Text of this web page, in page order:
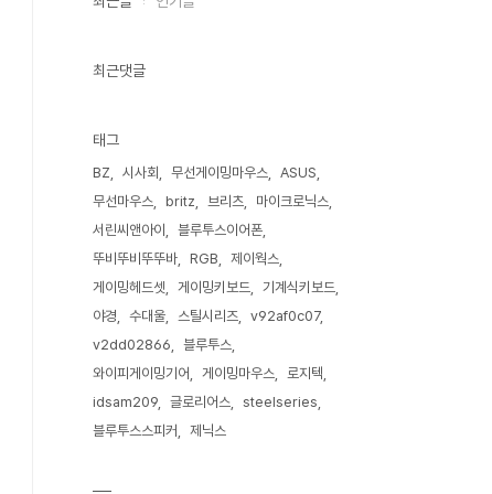
최근댓글
태그
BZ 시사회 무선게이밍마우스
ASUS
무선마우스
britz 브리츠
마이크로닉스
서린씨앤아이
블루투스이어폰
뚜비뚜비뚜뚜바
RGB
제이웍스
게이밍헤드셋
게이밍키보드
기계식키보드
야경
수대울 스틸시리즈
v92af0c07
v2dd02866
블루투스
와이피게이밍기어
게이밍마우스
로지텍
idsam209
글로리어스
steelseries
블루투스스피커
제닉스